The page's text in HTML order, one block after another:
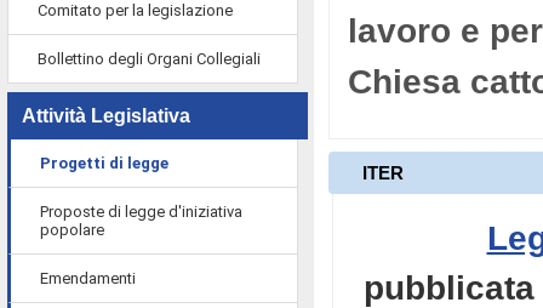
Comitato per la legislazione
Bollettino degli Organi Collegiali
Attività Legislativa
Progetti di legge
Proposte di legge d'iniziativa
popolare
Emendamenti
lavoro e
Chiesa
ITER
pubblicata